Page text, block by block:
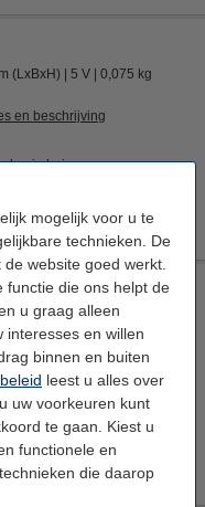
mogelijk voor u te
technieken. De
website goed werkt.
functie die ons helpt de
u graag alleen
interesses en willen
binnen en buiten
leest u alles over
uw voorkeuren kunt
te gaan. Kiest u
functionele en
die daarop
(LxBxH) 5 V 0,075 kg
en beschrijving
in huis
Bestellen
8 W
en beschrijving
in huis